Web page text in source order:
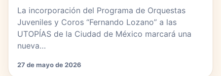
La incorporación del Programa de Orquestas
Juveniles y Coros “Fernando Lozano” a las
UTOPÍAS de la Ciudad de México marcará una
nueva…
27 de mayo de 2026